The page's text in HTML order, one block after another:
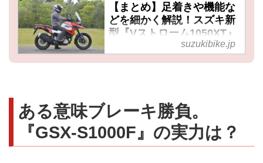
【まとめ】足着きや機能な
どを細かく解説！スズキ新
型『Vストローム1050XT』
を現実的に考える- スズキ
suzukibike.jp
ある意味ブレーキ勝負。
『GSX-S1000F』の実力は？